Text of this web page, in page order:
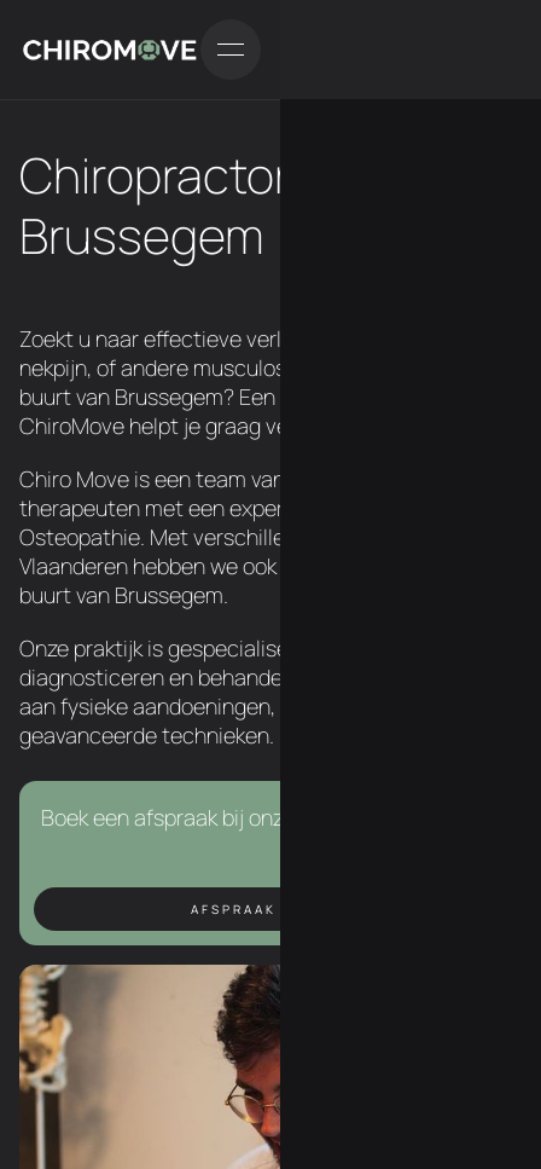
Chiropractor in
Brussegem
Zoekt u naar effectieve verlichting van rugpijn,
nekpijn, of andere musculoskeletale klachten in de
buurt van Brussegem? Een chiropractor van
ChiroMove helpt je graag verder.
Chiro Move is een team van 3 Belgische
therapeuten met een expertise in Chiropraxie en
Osteopathie. Met verschillende locatie's over
Vlaanderen hebben we ook een chiropractor in de
buurt van Brussegem.
Onze praktijk is gespecialiseerd in het
diagnosticeren en behandelen van een breed scala
aan fysieke aandoeningen, met behulp van
geavanceerde technieken.
Boek een afspraak bij onze chiropractor in Asse.
AFSPRAAK BOEKEN